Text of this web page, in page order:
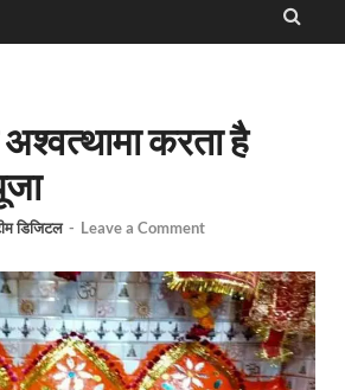
करता है
डिजिटल - Leave a Comment